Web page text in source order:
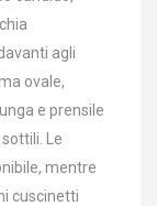
agli
ovale,
e prensile
Le
mentre
cuscinetti